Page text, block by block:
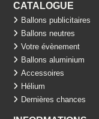
CATALOGUE
Ballons publicitaires
Ballons neutres
Votre évènement
Ballons aluminium
Accessoires
Hélium
Dernières chances